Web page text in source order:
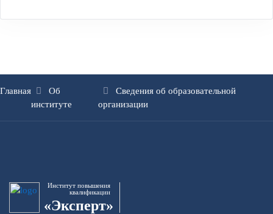
Главная
Об
институте
Сведения об образовательной
организации
Институт повышения
квалификации
«Эксперт»